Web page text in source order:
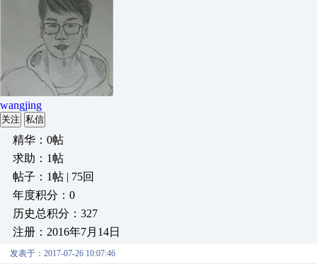
wangjing
关注 私信
精华：0帖
求助：1帖
帖子：1帖 | 75回
年度积分：0
历史总积分：327
注册：2016年7月14日
发表于：2017-07-26 10:07:46